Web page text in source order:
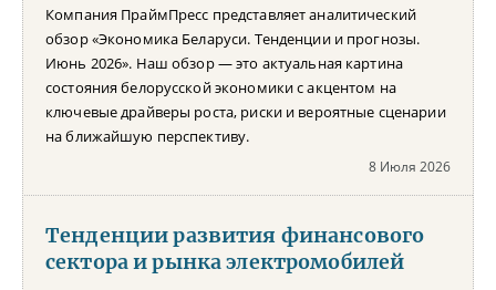
Компания ПраймПресс представляет аналитический
обзор «Экономика Беларуси. Тенденции и прогнозы.
Июнь 2026». Наш обзор — это актуальная картина
состояния белорусской экономики с акцентом на
ключевые драйверы роста, риски и вероятные сценарии
на ближайшую перспективу.
8 Июля 2026
Тенденции развития финансового
сектора и рынка электромобилей